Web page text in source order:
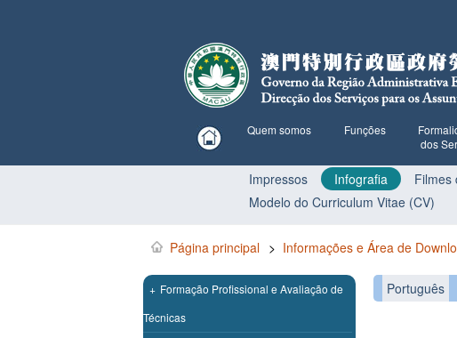
Quem somos
Funções
dos
Impressos Infografia Filmes
Modelo do Curriculum Vitae (CV)
Página principal > Informações e Área de
+ Formação Profissional e Avaliação de
Técnicas
Português